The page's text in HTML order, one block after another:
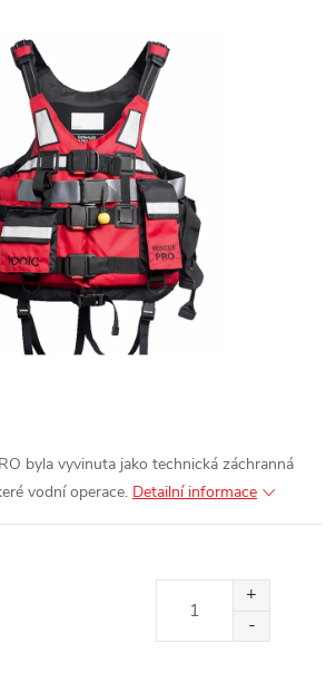
byla vyvinuta jako technická záchranná
vodní operace. Detailní informace